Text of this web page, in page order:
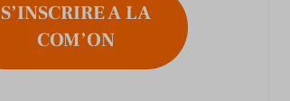
S’INSCRIRE A LA
COM’ON